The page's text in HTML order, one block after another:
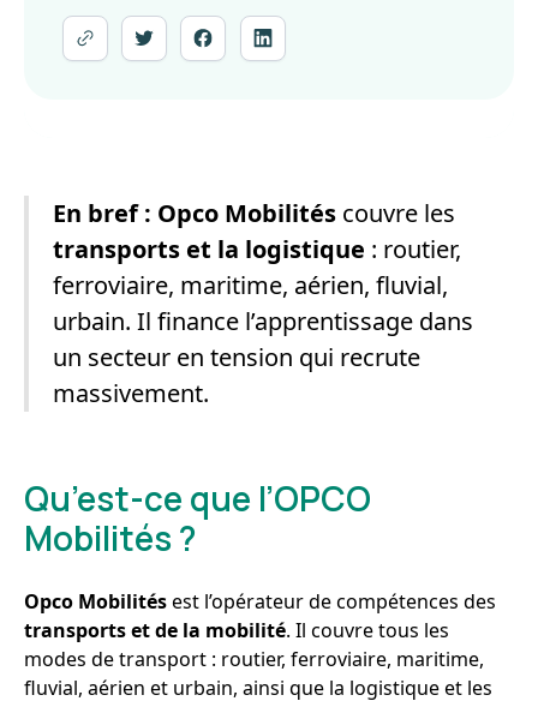
En bref : Opco Mobilités couvre les
transports et la logistique : routier,
ferroviaire, maritime, aérien, fluvial,
urbain. Il finance l’apprentissage dans
un secteur en tension qui recrute
massivement.
Qu’est-ce que l’OPCO
Mobilités ?
Opco Mobilitésest l’opérateur de compétences des
transports et de la mobilité. Il couvre tous les
modes de transport : routier, ferroviaire, maritime,
fluvial, aérien et urbain, ainsi que la logistique et les